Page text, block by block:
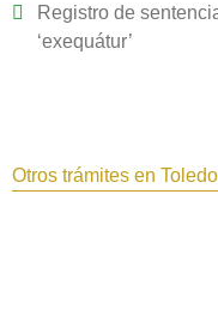
Registro de
‘exequátur’
Otros trámites en Toledo‎